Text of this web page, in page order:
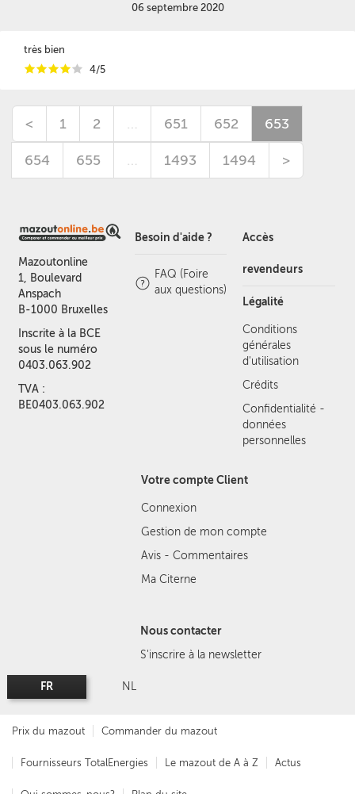
06 septembre 2020
très bien
iiiii 4/5
< 1 2 … 651 652 653
654 655 … 1493 1494 >
Mazoutonline
1, Boulevard
Anspach
B-1000 Bruxelles
Inscrite à la BCE
sous le numéro
0403.063.902
TVA :
BE0403.063.902
Besoin d'aide ?
FAQ (Foire
aux questions)
Accès
revendeurs
Légalité
Conditions
générales
d'utilisation
Crédits
Confidentialité -
données
personnelles
Votre compte Client
Connexion
Gestion de mon compte
Avis - Commentaires
Ma Citerne
Nous contacter
S'inscrire à la newsletter
FR NL
Prix du mazout Commander du mazout
Fournisseurs TotalEnergies Le mazout de A à Z Actus